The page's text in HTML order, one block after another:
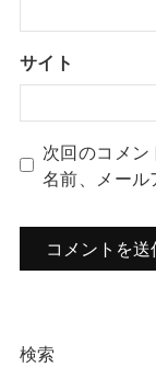
サイト
次回のコメ
名前、メール
検索